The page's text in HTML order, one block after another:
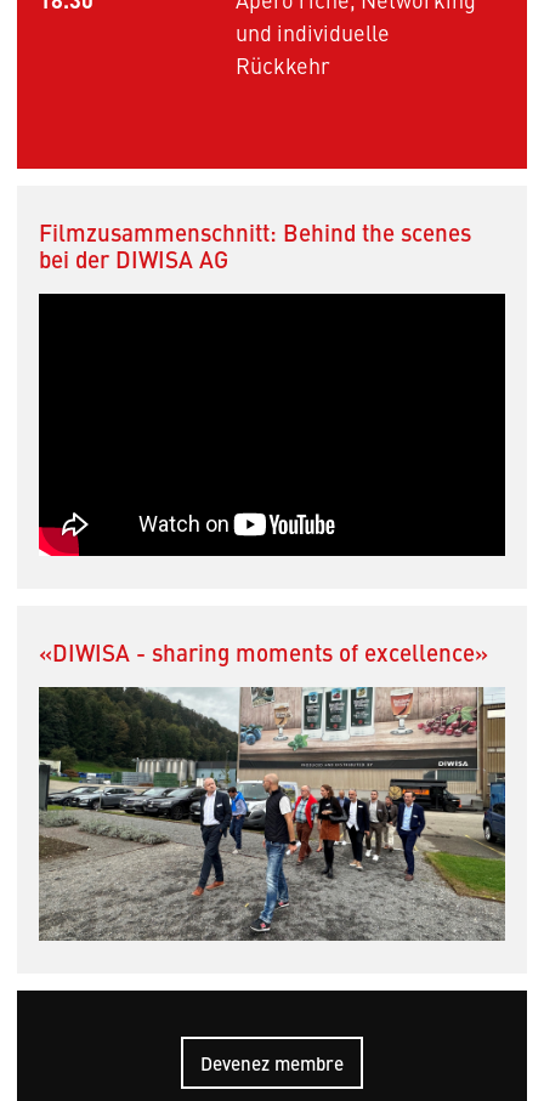
und individuelle
Rückkehr
Filmzusammenschnitt: Behind the scenes
bei der DIWISA AG
«DIWISA - sharing moments of excellence»
Devenez membre